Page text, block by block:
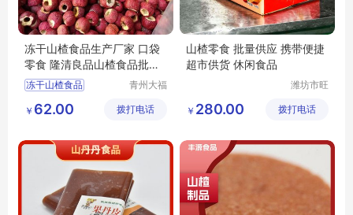
冻干山楂食品生产厂家 口袋
零食 隆清良品山楂食品批发
酸甜可口
冻干山楂食品
冻干山楂食品生产厂家
冻干山楂制品厂家出售
青州大福
展有限公
￥ 62.00 拨打电话
山楂零食 批量供应 携带便捷
超市供货 休闲食品
潍坊市旺
限公司
￥ 280.00 拨打电话